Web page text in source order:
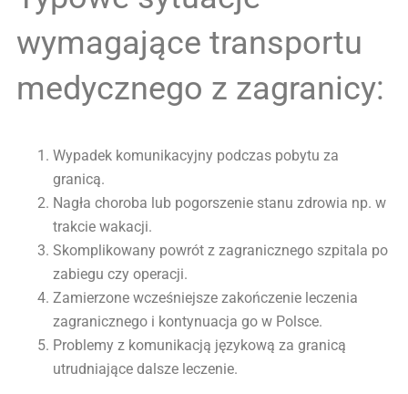
wymagające transportu
medycznego z zagranicy:
Wypadek komunikacyjny podczas pobytu za
granicą.
Nagła choroba lub pogorszenie stanu zdrowia np. w
trakcie wakacji.
Skomplikowany powrót z zagranicznego szpitala po
zabiegu czy operacji.
Zamierzone wcześniejsze zakończenie leczenia
zagranicznego i kontynuacja go w Polsce.
Problemy z komunikacją językową za granicą
utrudniające dalsze leczenie.